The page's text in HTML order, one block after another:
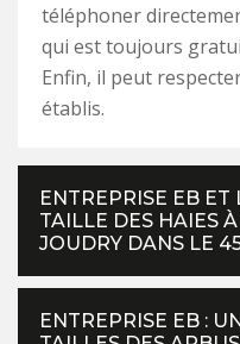
téléphoner
qui est toujours
Enfin, il peut
établis.
ENTREPRISE EB ET
TAILLE DES HAIES
JOUDRY DANS LE
ENTREPRISE EB :